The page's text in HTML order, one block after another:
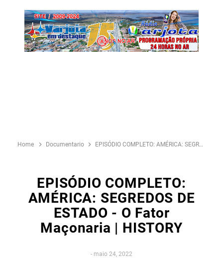
Home Documentario EPISÓDIO COMPLETO: AMÉRICA: SEGREDOS DE ESTADO - O fator maçonaria | HISTORY
EPISÓDIO COMPLETO:
AMÉRICA: SEGREDOS DE
ESTADO - O Fator
Maçonaria | HISTORY
- maio 24, 2022